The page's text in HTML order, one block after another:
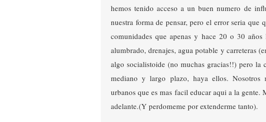
hemos tenido acceso a un buen numero de
nuestra forma de pensar, pero el error seria que
comunidades que apenas y hace 20 o 30
alumbrado, drenajes, agua potable y carreteras
algo socialistoide (no muchas gracias!!) pero la
mediano y largo plazo, haya ellos. Nosotros
urbanos que es mas facil educar aqui a la
adelante.(Y perdomeme por extenderme tanto).